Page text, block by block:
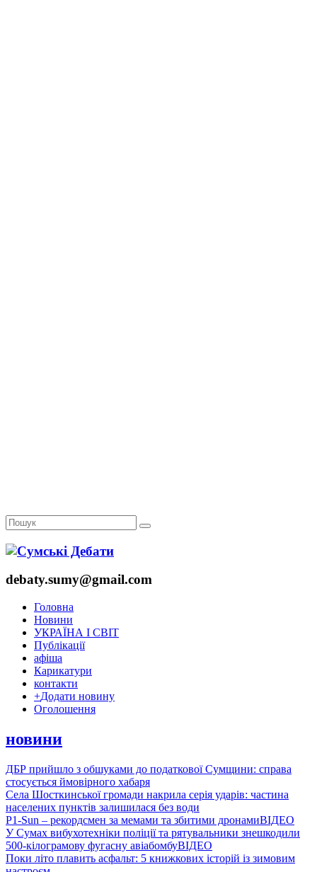
debaty.sumy@gmail.com
Головна
Новини
УКРАЇНА І СВІТ
Публікації
афіша
Карикатури
контакти
+Додати новину
Оголошення
новини
ДБР прийшло з обшуками до податкової Сумщини: справа
стосується ймовірного хабаря
Села Шосткинської громади накрила серія ударів: частина
населених пунктів залишилася без води
P1-Sun – рекордсмен за мемами та збитими дронамиВІДЕО
У Сумах вибухотехніки поліції та рятувальники знешкодили
500-кілограмову фугасну авіабомбуВІДЕО
Поки літо плавить асфальт: 5 книжкових історій із зимовим